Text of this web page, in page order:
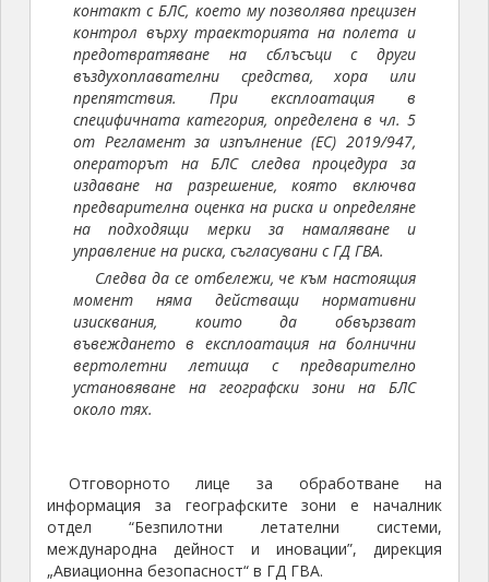
контакт с БЛС, което му позволява прецизен
контрол върху траекторията на полета и
предотвратяване на сблъсъци с други
въздухоплавателни средства, хора или
препятствия. При експлоатация в
специфичната категория, определена в чл. 5
от Регламент за изпълнение (ЕС) 2019/947,
операторът на БЛС следва процедура за
издаване на разрешение, която включва
предварителна оценка на риска и определяне
на подходящи мерки за намаляване и
управление на риска, съгласувани с ГД ГВА.
Следва да се отбележи, че към настоящия
момент няма действащи нормативни
изисквания, които да обвързват
въвеждането в експлоатация на болнични
вертолетни летища с предварително
установяване на географски зони на БЛС
около тях.
Отговорното лице за обработване на
информация за географските зони е началник
отдел “Безпилотни летателни системи,
международна дейност и иновации”, дирекция
„Авиационна безопасност“ в ГД ГВА.